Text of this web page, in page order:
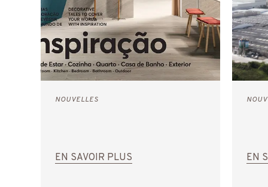
NOUVELLES
EN SAVOIR PLUS EN